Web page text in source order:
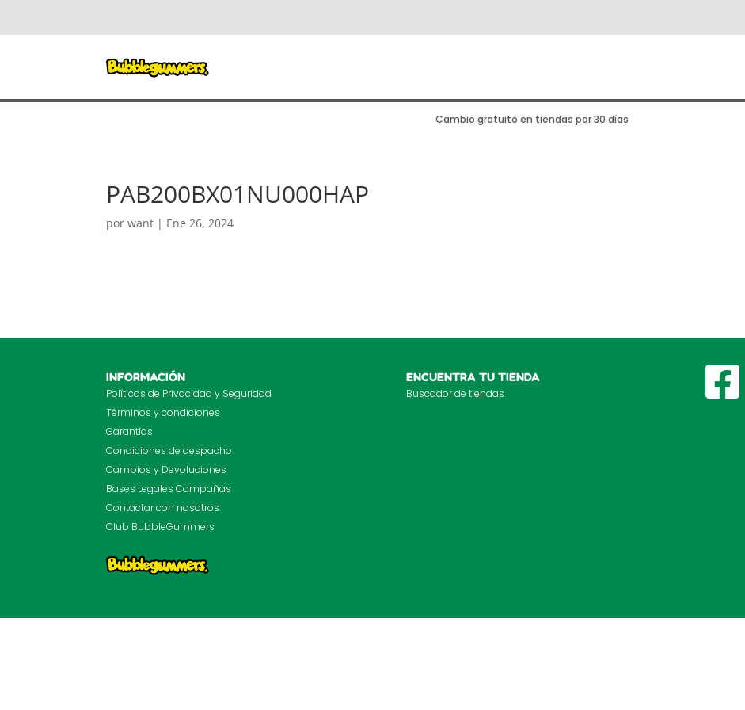
Cambio gratuito en tiendas por 30 días
PAB200BX01NU000HAP
porwant | Ene 26, 2024
INFORMACIÓN
Políticas de Privacidad y Seguridad
Términos y condiciones
Garantías
Condiciones de despacho
Cambios y Devoluciones
Bases Legales Campañas
Contactar con nosotros
Club BubbleGummers
ENCUENTRA TU TIENDA
Buscador de tiendas